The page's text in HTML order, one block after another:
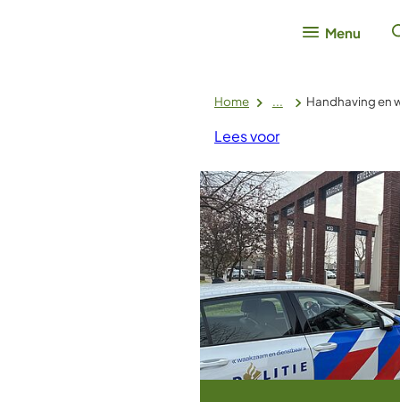
Menu
Home ... Handhaving en
Lees voor